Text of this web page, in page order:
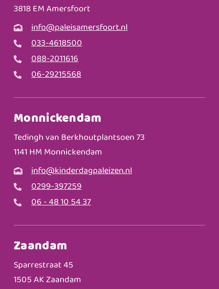
3818 EM Amersfoort
info@paleisamersfoort.nl
033-4618500
088-2011616
06-29215568
Monnickendam
Tedingh van Berkhoutplantsoen 73
1141 HM Monnickendam
info@kinderdagpaleizen.nl
0299-397259
06 - 48 10 54 37
Zaandam
Sparrestraat 45
1505 AK Zaandam